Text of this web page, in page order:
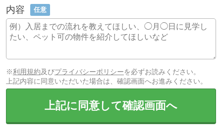
内容 任意
※利用規約及びプライバシーポリシーを必ずお読みください。
上記内容に同意いただいた場合は、確認画面へお進みください。
上記に同意して確認画面へ